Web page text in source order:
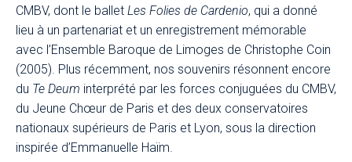
CMBV, dont le ballet Les Folies de Cardenio, qui a donné
lieu à un partenariat et un enregistrement mémorable
avec l’Ensemble Baroque de Limoges de Christophe Coin
(2005). Plus récemment, nos souvenirs résonnent encore
du Te Deum interprété par les forces conjuguées du CMBV,
du Jeune Chœur de Paris et des deux conservatoires
nationaux supérieurs de Paris et Lyon, sous la direction
inspirée d’Emmanuelle Haïm.